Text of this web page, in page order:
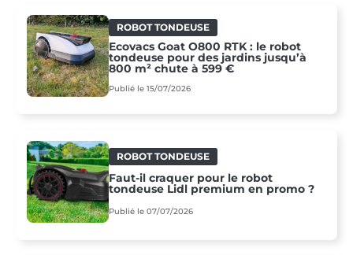
ROBOT TONDEUSE
Ecovacs Goat O800 RTK : le robot
tondeuse pour des jardins jusqu’à
800 m² chute à 599 €
Publié le 15/07/2026
ROBOT TONDEUSE
Faut-il craquer pour le robot
tondeuse Lidl premium en promo ?
Publié le 07/07/2026